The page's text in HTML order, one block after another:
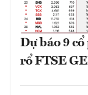
Dự báo 9
rổ FTSE